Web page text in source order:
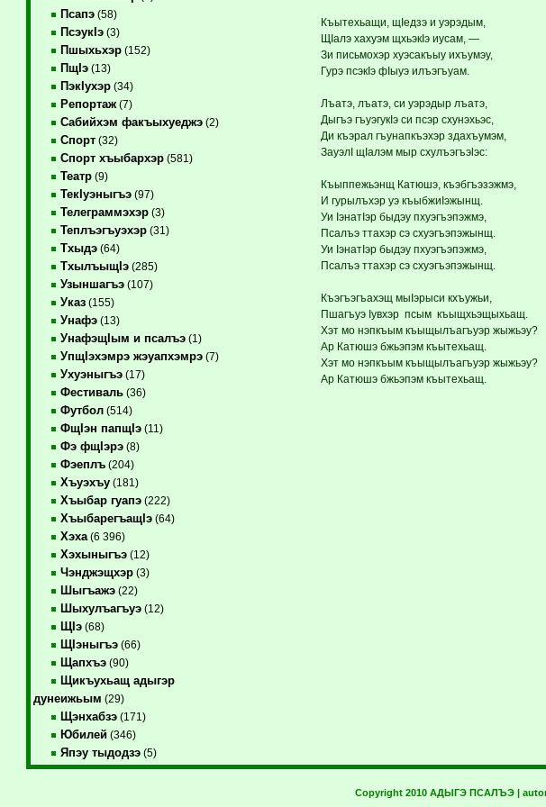
Псапэ(58)
ПсэукIэ(3)
Пшыхьхэр(152)
ПщIэ(13)
ПэкIухэр(34)
Репортаж(7)
Сабийхэм факъыхуеджэ(2)
Спорт(32)
Спорт хъыбархэр(581)
Театр(9)
ТекIуэныгъэ(97)
Телеграммэхэр(3)
Теплъэгъуэхэр(31)
Тхыдэ(64)
ТхылъыщIэ(285)
Узыншагъэ(107)
Указ(155)
Унафэ(13)
УнафэщIым и псалъэ(1)
УпщIэхэмрэ жэуапхэмрэ(7)
Ухуэныгъэ(17)
Фестиваль(36)
Футбол(514)
ФщIэн папщIэ(11)
Фэ фщIэрэ(8)
Фэеплъ(204)
Хъуэхъу(181)
Хъыбар гуапэ(222)
ХъыбарегъащIэ(64)
Хэха(6 396)
Хэхыныгъэ(12)
Чэнджэщхэр(3)
Шыгъажэ(22)
Шыхулъагъуэ(12)
ЩIэ(68)
ЩIэныгъэ(66)
Щапхъэ(90)
Щикъухьащ адыгэр
дунеижьым (29)
Щэнхабзэ(171)
Юбилей(346)
Япэу тыдодзэ(5)
Къытехьащи, щIедзэ и уэрэдым,
ЩIалэ хахуэм щхьэкIэ иусам, —
Зи письмохэр хуэсакъыу ихъумэу,
Гурэ псэкIэ фIыуэ илъэгъуам.
Лъатэ, лъатэ, си уэрэдыр лъатэ,
Дыгъэ гъуэгукIэ си псэр схунэхьэс,
Ди къэрал гъунапкъэхэр здахъумэм,
ЗауэлI щIалэм мыр схулъэгъэlэс:
Къыппежьэнщ Катюшэ, къэбгъэзэжмэ,
И гурылъхэр уэ къыбжиIэжынщ.
Уи IэнатIэр быдэу пхуэгъэпэжмэ,
Псалъэ ттахэр сэ схуэгъэпэжынщ.
Уи IэнатIэр быдэу пхуэгъэпэжмэ,
Псалъэ ттахэр сэ схуэгъэпэжынщ.
Къэгъэгъахэщ мыIэрыси кхъужьи,
Пшагъуэ Iувхэр псым къыщхьэщыхьащ.
Хэт мо нэпкъым къыщылъагъуэр жыжьэу?
Ар Катюшэ бжьэпэм къытехьащ.
Хэт мо нэпкъым къыщылъагъуэр жыжьэу?
Ар Катюшэ бжьэпэм къытехьащ.
Copyright 2010 АДЫГЭ ПСАЛЪЭ |